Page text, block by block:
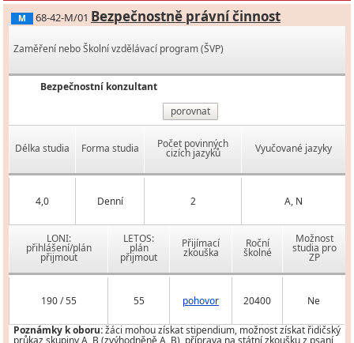
M 68-42-M/01 Bezpečnostně právní činnost
Zaměření nebo Školní vzdělávací program (ŠVP)
Bezpečnostní konzultant
porovnat
Délka studia Forma studia Počet povinných
cizích jazyků Vyučované jazyky
4,0 Denní 2 A, N
LONI:
přihlášení/plán
přijmout
LETOS:
plán
přijmout
Přijímací
zkouška
Roční
školné
Možnost
studia pro
ZP
190 / 55 55 pohovor 20400 Ne
Poznámky k oboru:žáci mohou získat stipendium, možnost získat řidičský